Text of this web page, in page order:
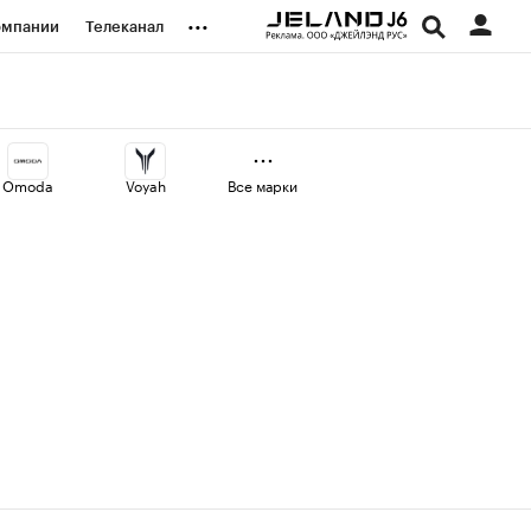
Телеканал ...
Omoda Voyah Все марки